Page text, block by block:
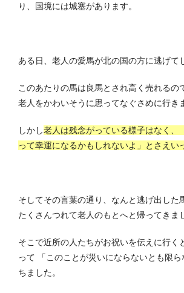
り、国境には城塞があります。
ある日、老人の愛馬が北の国の方に逃げて
このあたりの馬は良馬とされ高く売れるの
老人をかわいそうに思ってなぐさめに行き
しかし老人は残念がっている様子はなく、
って幸運になるかもしれないよ」とさえい
そしてその言葉の通り、なんと逃げ出した
たくさんつれて老人のもとへと帰ってきま
そこで近所の人たちがお祝いを伝えに行く
って 「このことが災いにならないとも限
ちました。